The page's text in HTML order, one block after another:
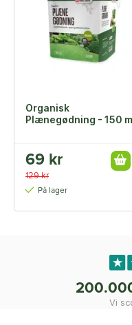
Organisk
Plænegødning - 150
69 kr
129 kr
På lager
Vi